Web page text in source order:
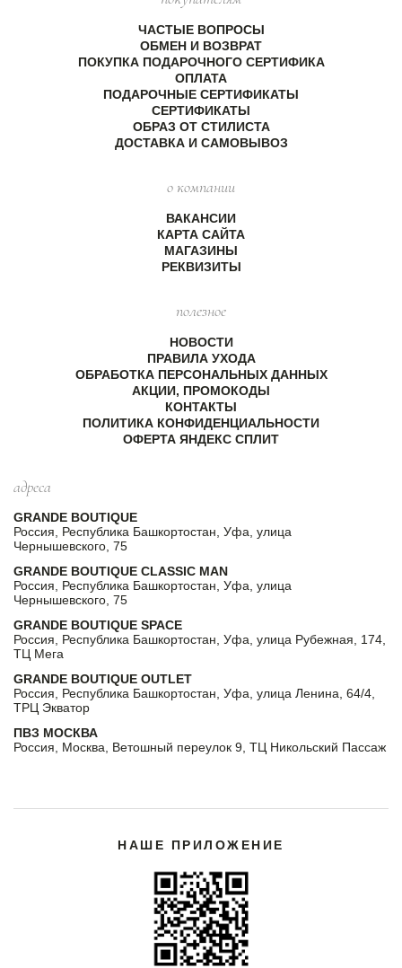
ЧАСТЫЕ ВОПРОСЫ
ОБМЕН И ВОЗВРАТ
ПОКУПКА ПОДАРОЧНОГО СЕРТИФИКА
ОПЛАТА
ПОДАРОЧНЫЕ СЕРТИФИКАТЫ
СЕРТИФИКАТЫ
ОБРАЗ ОТ СТИЛИСТА
ДОСТАВКА И САМОВЫВОЗ
о компании
ВАКАНСИИ
КАРТА САЙТА
МАГАЗИНЫ
РЕКВИЗИТЫ
полезное
НОВОСТИ
ПРАВИЛА УХОДА
ОБРАБОТКА ПЕРСОНАЛЬНЫХ ДАННЫХ
АКЦИИ, ПРОМОКОДЫ
КОНТАКТЫ
ПОЛИТИКА КОНФИДЕНЦИАЛЬНОСТИ
ОФЕРТА ЯНДЕКС СПЛИТ
адреса
GRANDE BOUTIQUE
Россия, Республика Башкортостан, Уфа, улица
Чернышевского, 75
GRANDE BOUTIQUE CLASSIC MAN
Россия, Республика Башкортостан, Уфа, улица
Чернышевского, 75
GRANDE BOUTIQUE SPACE
Россия, Республика Башкортостан, Уфа, улица Рубежная, 174,
ТЦ Мега
GRANDE BOUTIQUE OUTLET
Россия, Республика Башкортостан, Уфа, улица Ленина, 64/4,
ТРЦ Экватор
ПВЗ МОСКВА
Россия, Москва, Ветошный переулок 9, ТЦ Никольский Пассаж
НАШЕ ПРИЛОЖЕНИЕ